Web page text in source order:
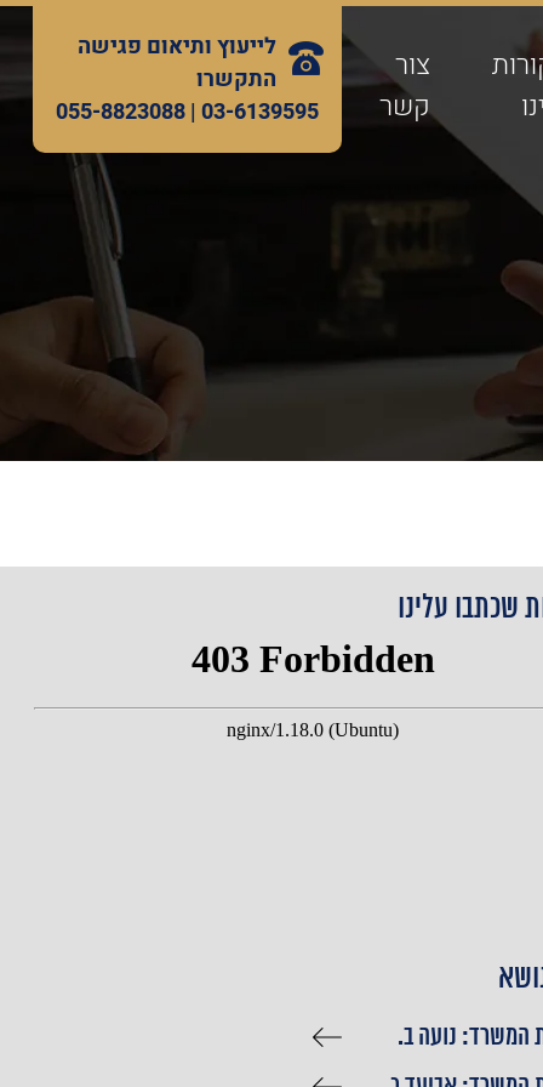
צור
קשר
לייעוץ ותיאום פגישה
התקשרו
03-6139595 |
055-8823088
שכתבו עלינו
המשרד: נועה ב.